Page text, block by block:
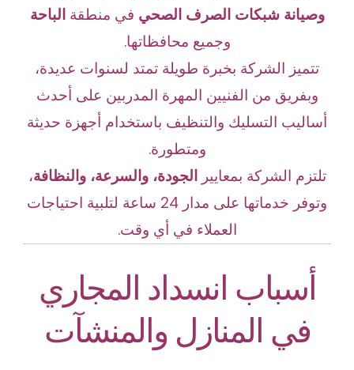
وصيانة شبكات الصرف الصحي في منطقةالباحة
وجميع محافظاتها.
تتميز الشركة بخبرة طويلة تمتد لسنوات عديدة،
وبفريق من الفنيين المهرة المدربين على أحدث
أساليب التسليك والتنظيف باستخدام أجهزة حديثة
ومتطورة.
تلتزم الشركة بمعاييرالجودة، والسرعة، والنظافة،
وتوفر خدماتها على مدار 24 ساعة لتلبية احتياجات
العملاء في أي وقت.
أسباب انسداد المجاري
في المنازل والمنشآت